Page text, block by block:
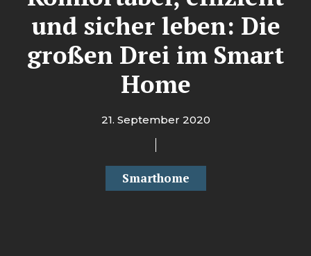
und sicher leben: Die
großen Drei im Smart
Home
21. September 2020
Smarthome